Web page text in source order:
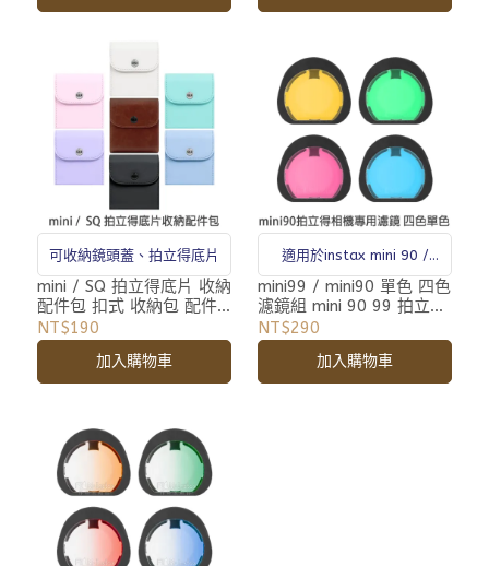
可收納鏡頭蓋、拍立得底片
mini / SQ 拍立得底片 收納
配件包 扣式 收納包 配件
包
NT$190
加入購物車
適用於instax mini 90 /
mini99
mini99 / mini90 單色 四色
濾鏡組 mini 90 99 拍立得
專用 濾鏡
NT$290
加入購物車